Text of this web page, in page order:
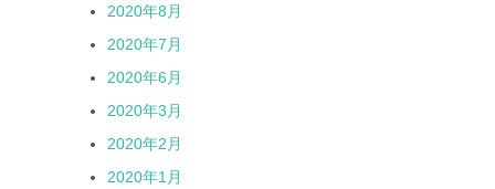
2020年8月
2020年7月
2020年6月
2020年3月
2020年2月
2020年1月